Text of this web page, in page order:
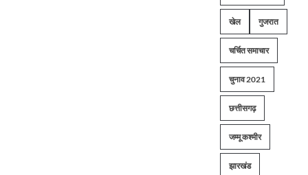
खेल गुजरात
चर्चित समाचार
चुनाव 2021
छत्तीसगढ़
जम्मू कश्मीर
झारखंड